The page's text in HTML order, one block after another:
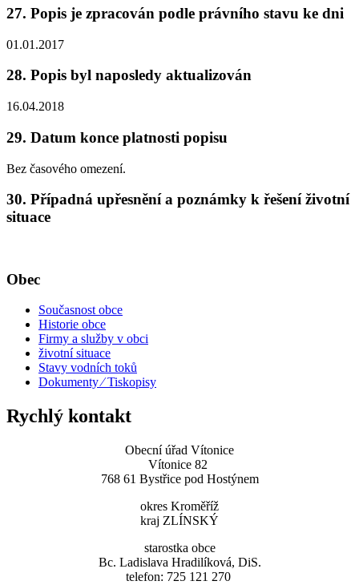
27. Popis je zpracován podle právního stavu ke dni
01.01.2017
28. Popis byl naposledy aktualizován
16.04.2018
29. Datum konce platnosti popisu
Bez časového omezení.
30. Případná upřesnění a poznámky k řešení životní
situace
Obec
Současnost obce
Historie obce
Firmy a služby v obci
životní situace
Stavy vodních toků
Dokumenty ⁄ Tiskopisy
Rychlý kontakt
Obecní úřad Vítonice
Vítonice 82
768 61 Bystřice pod Hostýnem
okres Kroměříž
kraj ZLÍNSKÝ
starostka obce
Bc. Ladislava Hradilíková, DiS.
telefon: 725 121 270